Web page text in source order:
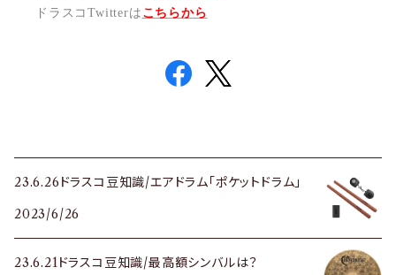
ドラスコTwitterは こちらから
23.6.26ドラスコ豆知識/エアドラム「ポケットドラム」
2023/6/26
23.6.21ドラスコ豆知識/最高額シンバルは？